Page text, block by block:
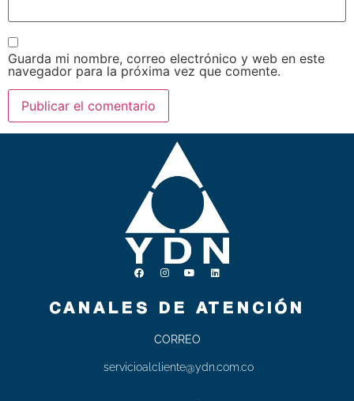
Guarda mi nombre, correo electrónico y web en este
navegador para la próxima vez que comente.
CANALES DE ATENCIÓN
CORREO
servicioalcliente@ydn.com.co